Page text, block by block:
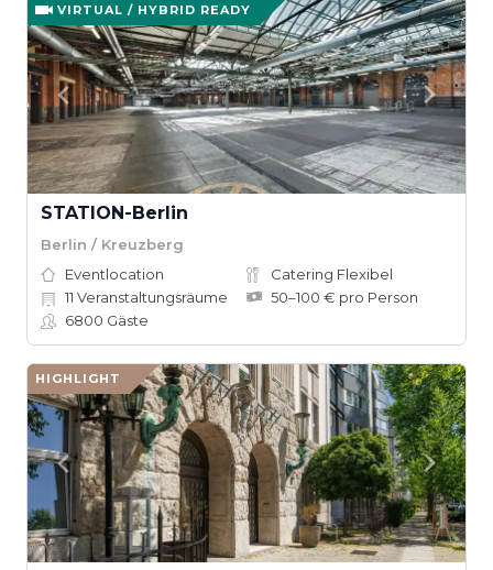
VIRTUAL / HYBRID READY
STATION-Berlin
Berlin / Kreuzberg
Eventlocation
Catering Flexibel
11 Veranstaltungsräume
50–100 € pro Person
6800 Gäste
HIGHLIGHT